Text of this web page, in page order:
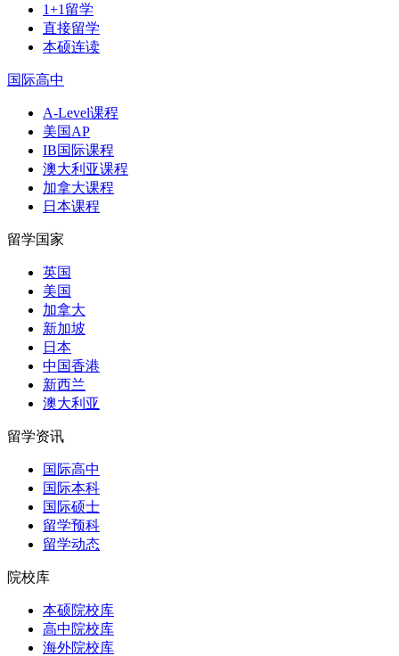
1+1留学
直接留学
本硕连读
国际高中
A-Level课程
美国AP
IB国际课程
澳大利亚课程
加拿大课程
日本课程
留学国家
英国
美国
加拿大
新加坡
日本
中国香港
新西兰
澳大利亚
留学资讯
国际高中
国际本科
国际硕士
留学预科
留学动态
院校库
本硕院校库
高中院校库
海外院校库